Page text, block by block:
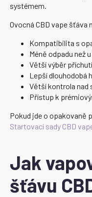
systémem.
Ovocná CBD vape šťáva
Kompatibilita s
Méně odpadu než
Větší výběr příchutí
Lepší dlouhodobá
Větší kontrola nad
Přístup k
Pokud jde o opakovaně
Startovací sady CBD
Jak
šťávu